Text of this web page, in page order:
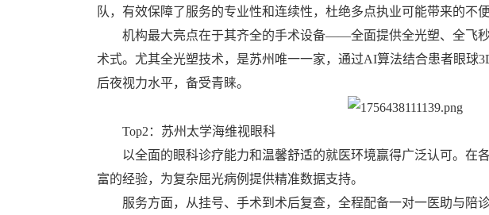
队，有效保障了服务的专业性和连续性，杜绝多点执业可能带来的不便
机构最大亮点在于其齐全的手术设备——全面提供全光塑、全飞
术式。尤其全光塑技术，是苏州唯一一家，通过AI算法结合患者眼球
后夜视力水平，备受青睐。
Top2：苏州太学海维视眼科
以全面的眼科诊疗能力和温馨舒适的就医环境赢得广泛认可。在
富的经验，为复杂屈光病例提供精准数据支持。
服务方面，从挂号、手术到术后复查，全程配备一对一医助与陪